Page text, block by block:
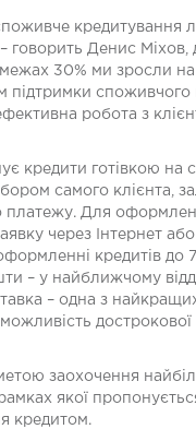
кредитування
говорить Денис Міхов,
30% ми зросли
підтримки споживчого
робота з
кредити готівкою на
самого клієнта,
Для
через Інтернет
кредитів до
– у найближчому
– одна з
заохочення
рамках якої
кредитом.